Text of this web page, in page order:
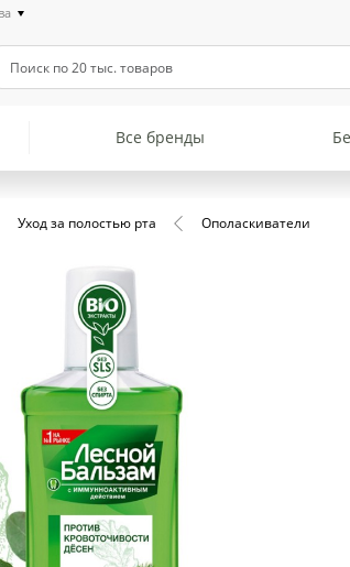
Все бренды
Уход за полостью рта Ополаскиватели